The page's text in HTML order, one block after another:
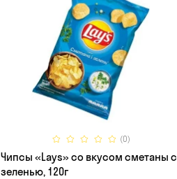
(0)
Чипсы «Lays» со вкусом сметаны с
зеленью, 120г